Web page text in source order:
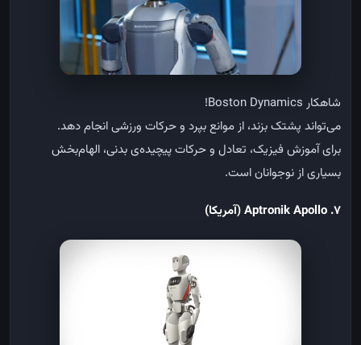
شاهکار
می‌تواند پشتکبزند، ازموانعبپرد وحرکات ورزشیانجامدهد.
برایآموزش فیزیک، تعادل وحرکاتپیچیده‌یبدنی، الهام‌بخش
بسیاریازنوجواناناست.
7. Aptronik Apollo ( آمریکا)